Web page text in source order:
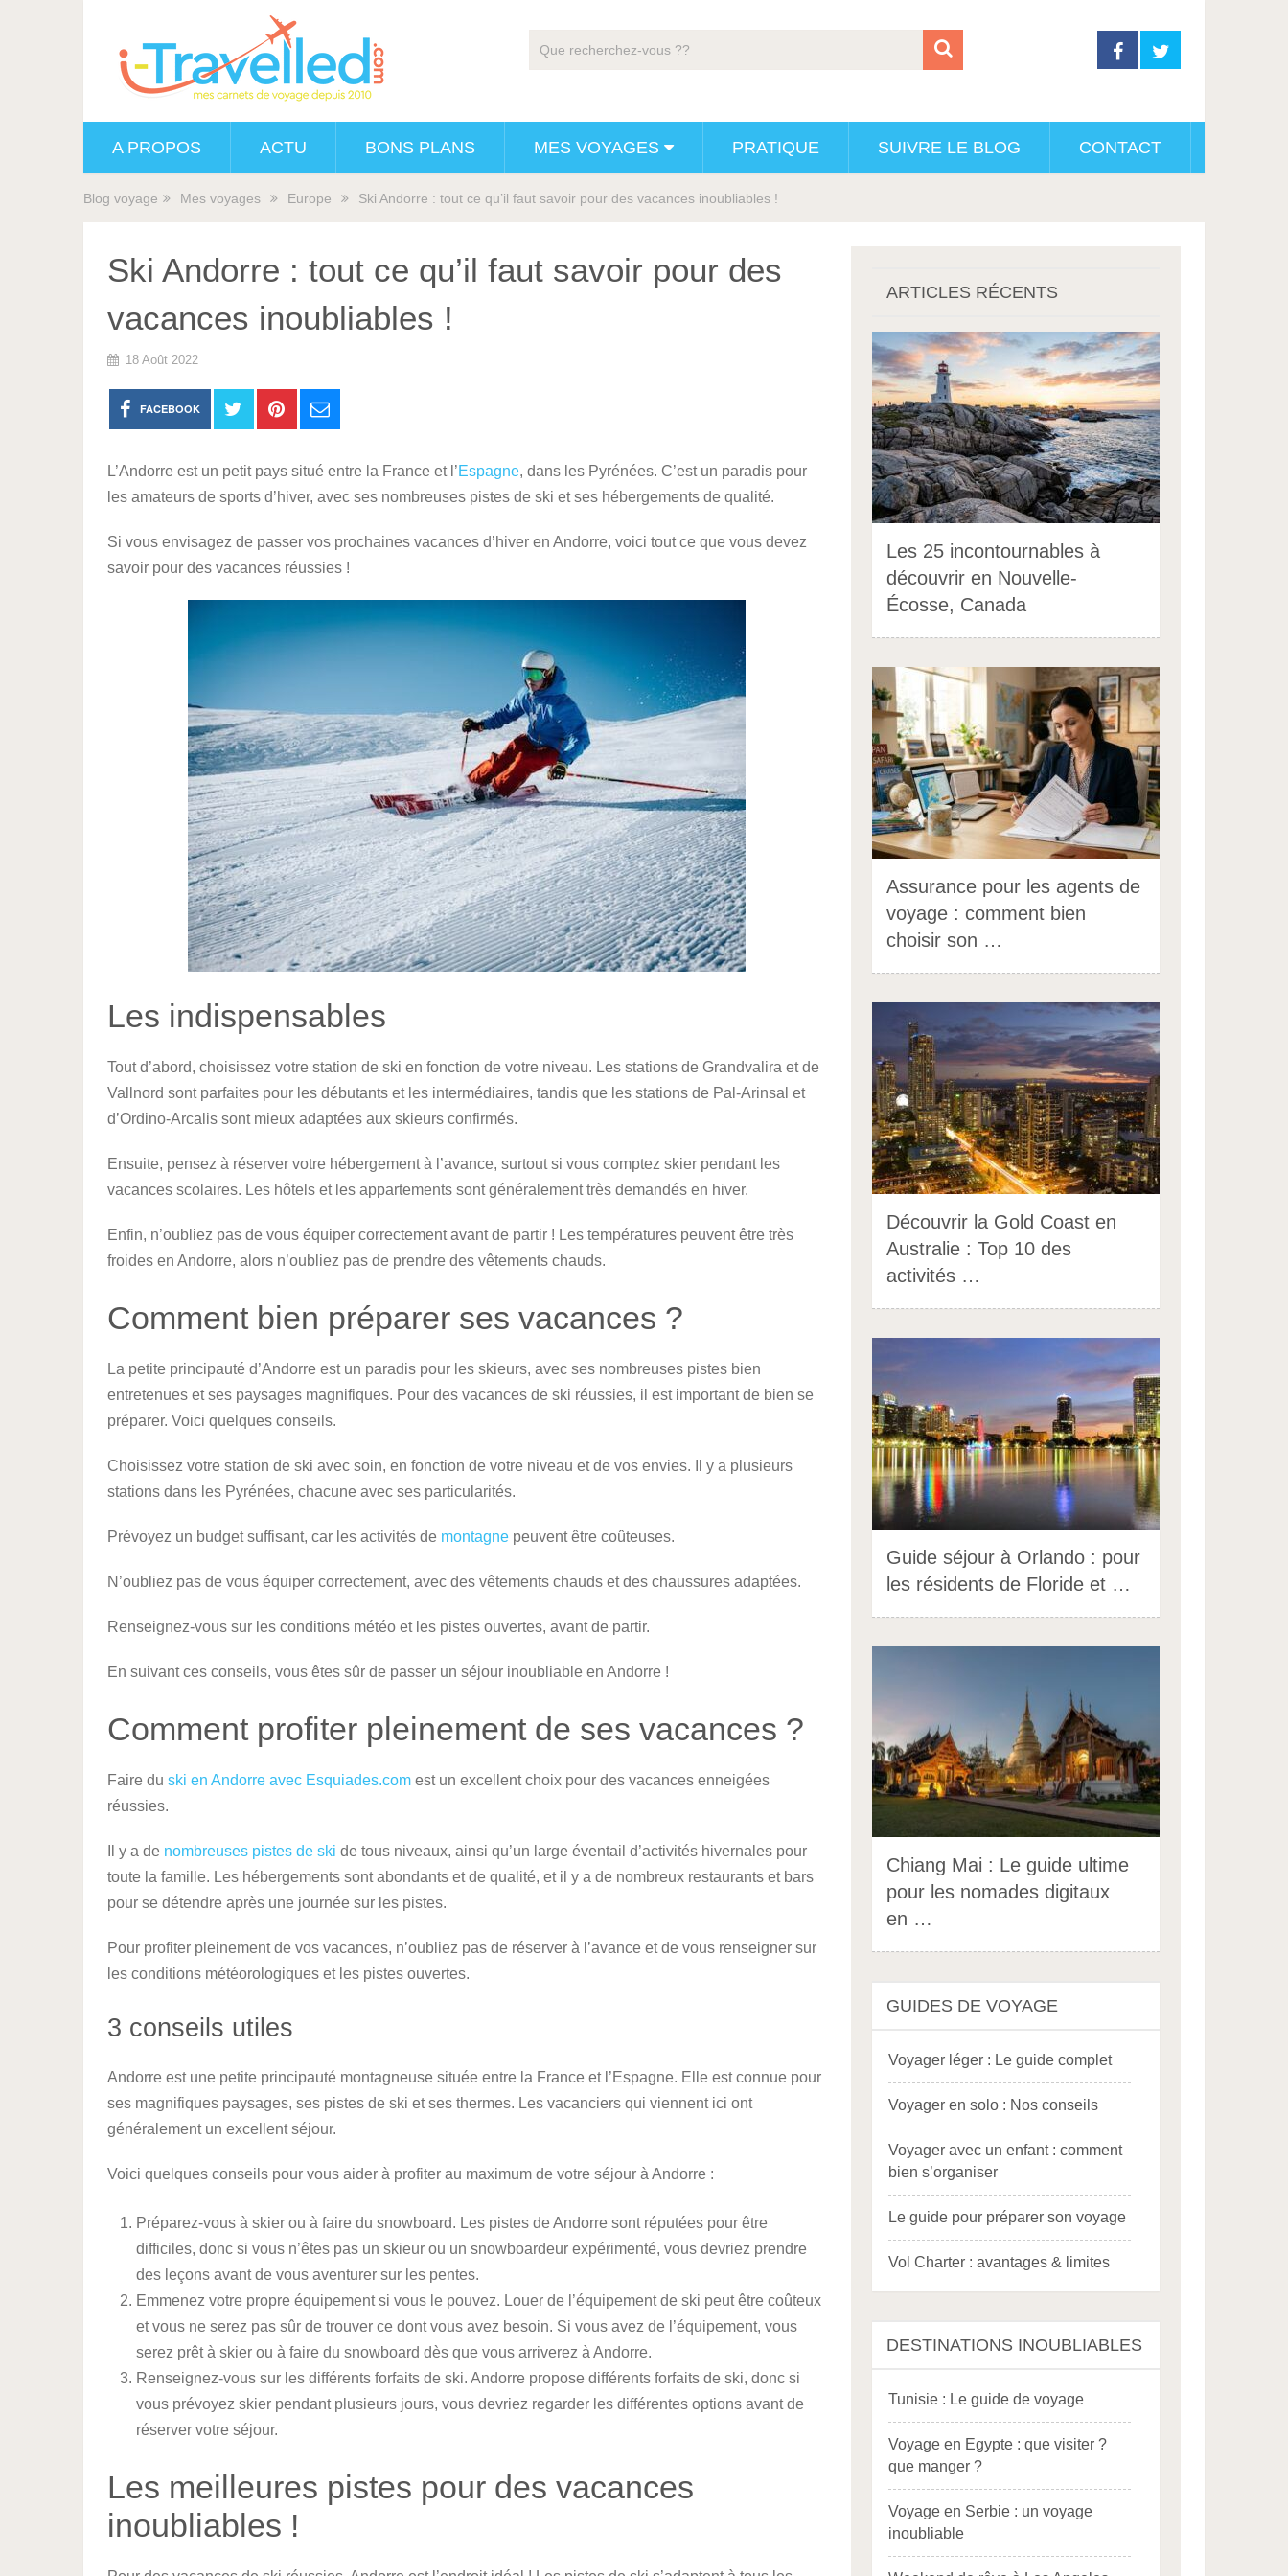
A PROPOS ACTU BONS PLANS MES VOYAGES PRATIQUE SUIVRE LE BLOG CONTACT
Blog voyage Mes voyages Europe Ski Andorre : tout ce qu’il faut savoir pour des vacances inoubliables !
Ski Andorre : tout ce qu’il faut savoir pour des
vacances inoubliables !
18 Août 2022
FACEBOOK
L’Andorre est un petit pays situé entre la France et l’Espagne, dans les Pyrénées. C’est un paradis pour
les amateurs de sports d’hiver, avec ses nombreuses pistes de ski et ses hébergements de qualité.
Si vous envisagez de passer vos prochaines vacances d’hiver en Andorre, voici tout ce que vous devez
savoir pour des vacances réussies !
Les indispensables
Tout d’abord, choisissez votre station de ski en fonction de votre niveau. Les stations de Grandvalira et de
Vallnord sont parfaites pour les débutants et les intermédiaires, tandis que les stations de Pal-Arinsal et
d’Ordino-Arcalis sont mieux adaptées aux skieurs confirmés.
Ensuite, pensez à réserver votre hébergement à l’avance, surtout si vous comptez skier pendant les
vacances scolaires. Les hôtels et les appartements sont généralement très demandés en hiver.
Enfin, n’oubliez pas de vous équiper correctement avant de partir ! Les températures peuvent être très
froides en Andorre, alors n’oubliez pas de prendre des vêtements chauds.
Comment bien préparer ses vacances ?
La petite principauté d’Andorre est un paradis pour les skieurs, avec ses nombreuses pistes bien
entretenues et ses paysages magnifiques. Pour des vacances de ski réussies, il est important de bien se
préparer. Voici quelques conseils.
Choisissez votre station de ski avec soin, en fonction de votre niveau et de vos envies. Il y a plusieurs
stations dans les Pyrénées, chacune avec ses particularités.
Prévoyez un budget suffisant, car les activités de montagne peuvent être coûteuses.
N’oubliez pas de vous équiper correctement, avec des vêtements chauds et des chaussures adaptées.
Renseignez-vous sur les conditions météo et les pistes ouvertes, avant de partir.
En suivant ces conseils, vous êtes sûr de passer un séjour inoubliable en Andorre !
Comment profiter pleinement de ses vacances ?
Faire du ski en Andorre avec Esquiades.com est un excellent choix pour des vacances enneigées
réussies.
Il y a de nombreuses pistes de ski de tous niveaux, ainsi qu’un large éventail d’activités hivernales pour
toute la famille. Les hébergements sont abondants et de qualité, et il y a de nombreux restaurants et bars
pour se détendre après une journée sur les pistes.
Pour profiter pleinement de vos vacances, n’oubliez pas de réserver à l’avance et de vous renseigner sur
les conditions météorologiques et les pistes ouvertes.
3 conseils utiles
Andorre est une petite principauté montagneuse située entre la France et l’Espagne. Elle est connue pour
ses magnifiques paysages, ses pistes de ski et ses thermes. Les vacanciers qui viennent ici ont
généralement un excellent séjour.
Voici quelques conseils pour vous aider à profiter au maximum de votre séjour à Andorre :
Préparez-vous à skier ou à faire du snowboard. Les pistes de Andorre sont réputées pour être
difficiles, donc si vous n’êtes pas un skieur ou un snowboardeur expérimenté, vous devriez prendre
des leçons avant de vous aventurer sur les pentes.
Emmenez votre propre équipement si vous le pouvez. Louer de l’équipement de ski peut être coûteux
et vous ne serez pas sûr de trouver ce dont vous avez besoin. Si vous avez de l’équipement, vous
serez prêt à skier ou à faire du snowboard dès que vous arriverez à Andorre.
Renseignez-vous sur les différents forfaits de ski. Andorre propose différents forfaits de ski, donc si
vous prévoyez skier pendant plusieurs jours, vous devriez regarder les différentes options avant de
réserver votre séjour.
Les meilleures pistes pour des vacances
inoubliables !
ARTICLES RÉCENTS
Les 25 incontournables à
découvrir en Nouvelle-
Écosse, Canada
Assurance pour les agents de
voyage : comment bien
choisir son …
Découvrir la Gold Coast en
Australie : Top 10 des
activités …
Guide séjour à Orlando : pour
les résidents de Floride et …
Chiang Mai : Le guide ultime
pour les nomades digitaux
en …
GUIDES DE VOYAGE
Voyager léger : Le guide complet
Voyager en solo : Nos conseils
Voyager avec un enfant : comment
bien s’organiser
Le guide pour préparer son voyage
Vol Charter : avantages & limites
DESTINATIONS INOUBLIABLES
Tunisie : Le guide de voyage
Voyage en Egypte : que visiter ?
que manger ?
Voyage en Serbie : un voyage
inoubliable